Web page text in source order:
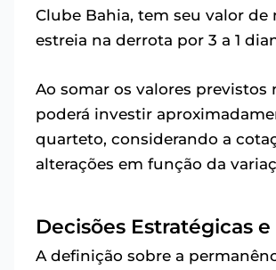
Clube Bahia, tem seu valor
estreia na derrota por 3 a 1
Ao somar os valores
poderá investir
quarteto, considerando a
alterações em função da
Decisões Estratégicas
A definição sobre a